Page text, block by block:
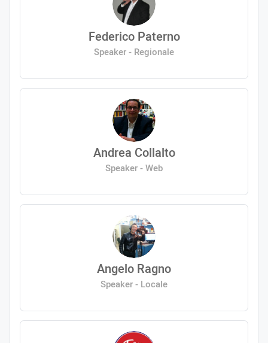
Federico Paterno
Speaker - Regionale
Andrea Collalto
Speaker - Web
Angelo Ragno
Speaker - Locale